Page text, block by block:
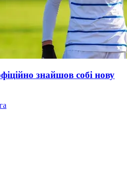
знайшов собі нову